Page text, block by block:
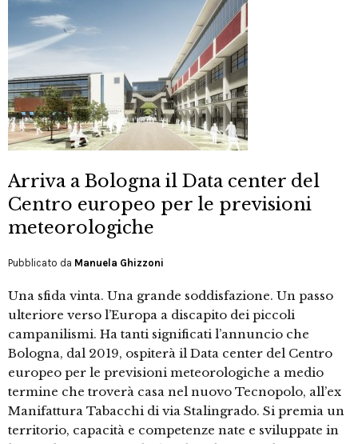
Arriva a Bologna il Data center del
Centro europeo per le previsioni
meteorologiche
Pubblicato da Manuela Ghizzoni
Una sfida vinta. Una grande soddisfazione. Un passo
ulteriore verso l’Europa a discapito dei piccoli
campanilismi. Ha tanti significati l’annuncio che
Bologna, dal 2019, ospiterà il Data center del Centro
europeo per le previsioni meteorologiche a medio
termine che troverà casa nel nuovo Tecnopolo, all’ex
Manifattura Tabacchi di via Stalingrado. Si premia un
territorio, capacità e competenze nate e sviluppate in